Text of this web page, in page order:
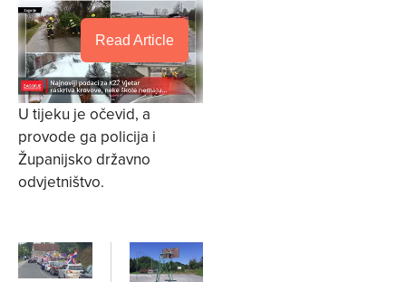
Read Article
U tijeku je očevid, a
provode ga policija i
Županijsko državno
odvjetništvo.